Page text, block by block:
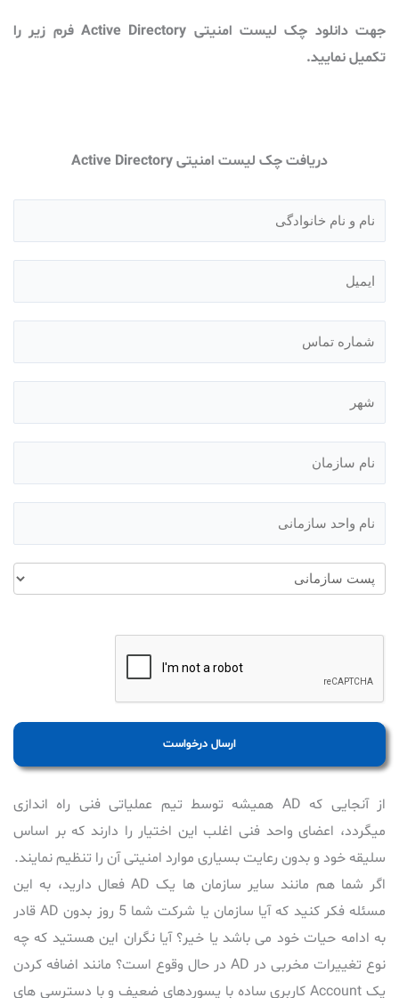
جهت دانلود چک لیست امنیتی Active Directory فرم زیر را
تکمیل نمایید.
دریافت چک لیست امنیتی Active Directory
ارسال درخواست
از آنجایی که AD همیشه توسط تیم عملیاتی فنی راه اندازی
میگردد، اعضای واحد فنی اغلب این اختیار را دارند که بر اساس
سلیقه خود و بدون رعایت بسیاری موارد امنیتی آن را تنظیم نمایند.
اگر شما هم مانند سایر سازمان ها یک AD فعال دارید، به این
مسئله فکر کنید که آیا سازمان یا شرکت شما 5 روز بدون AD قادر
به ادامه حیات خود می باشد یا خیر؟ آیا نگران این هستید که چه
نوع تغییرات مخربی در AD در حال وقوع است؟ مانند اضافه کردن
یک Account کاربری ساده با پسوردهای ضعیف و با دسترسی های